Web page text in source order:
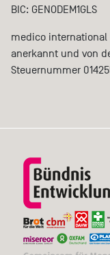
BIC: GENODEM1GLS
medico international
anerkannt und von
Steuernummer